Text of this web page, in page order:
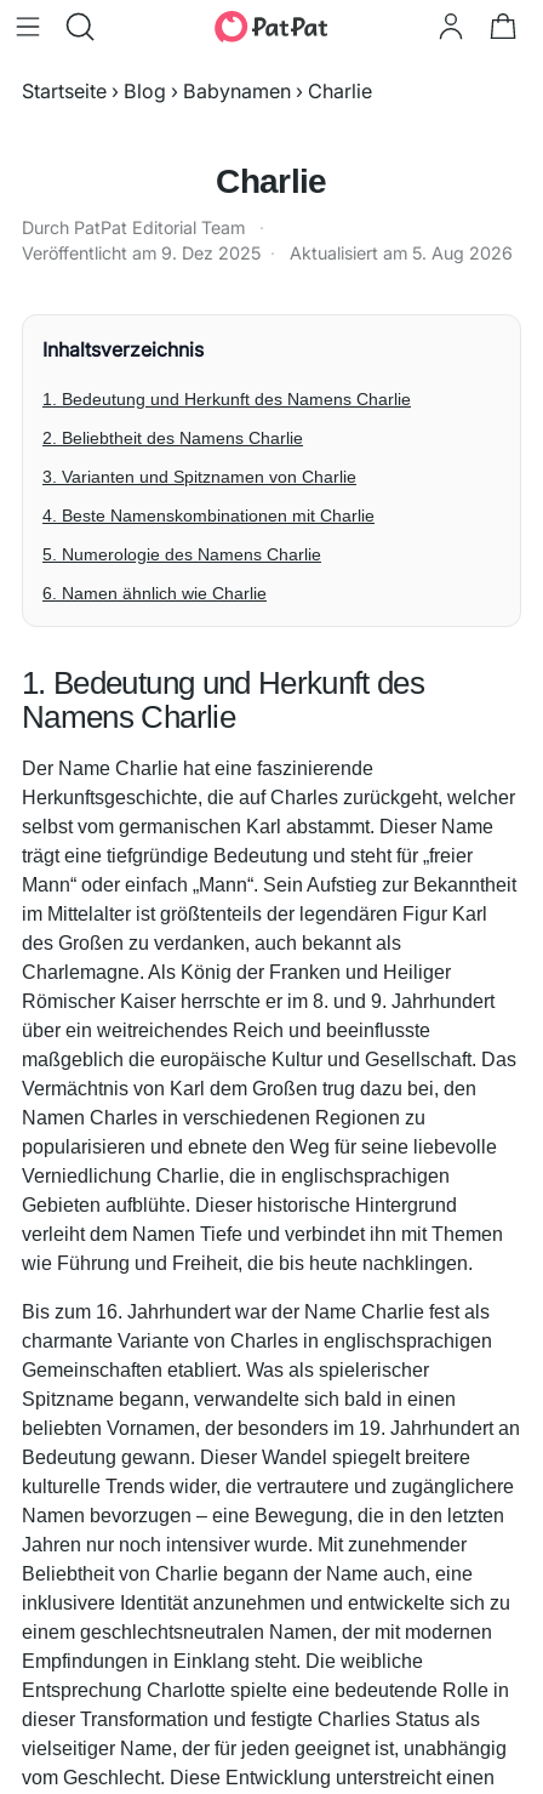
Startseite › Blog › Babynamen › Charlie
Charlie
Durch PatPat Editorial Team
·
Veröffentlicht am 9. Dez 2025 · Aktualisiert am 5. Aug 2026
Inhaltsverzeichnis
1. Bedeutung und Herkunft des Namens Charlie
2. Beliebtheit des Namens Charlie
3. Varianten und Spitznamen von Charlie
4. Beste Namenskombinationen mit Charlie
5. Numerologie des Namens Charlie
6. Namen ähnlich wie Charlie
1. Bedeutung und Herkunft des
Namens Charlie
Der Name Charlie hat eine faszinierende
Herkunftsgeschichte, die auf Charles zurückgeht, welcher
selbst vom germanischen Karl abstammt. Dieser Name
trägt eine tiefgründige Bedeutung und steht für „freier
Mann“ oder einfach „Mann“. Sein Aufstieg zur Bekanntheit
im Mittelalter ist größtenteils der legendären Figur Karl
des Großen zu verdanken, auch bekannt als
Charlemagne. Als König der Franken und Heiliger
Römischer Kaiser herrschte er im 8. und 9. Jahrhundert
über ein weitreichendes Reich und beeinflusste
maßgeblich die europäische Kultur und Gesellschaft. Das
Vermächtnis von Karl dem Großen trug dazu bei, den
Namen Charles in verschiedenen Regionen zu
popularisieren und ebnete den Weg für seine liebevolle
Verniedlichung Charlie, die in englischsprachigen
Gebieten aufblühte. Dieser historische Hintergrund
verleiht dem Namen Tiefe und verbindet ihn mit Themen
wie Führung und Freiheit, die bis heute nachklingen.
Bis zum 16. Jahrhundert war der Name Charlie fest als
charmante Variante von Charles in englischsprachigen
Gemeinschaften etabliert. Was als spielerischer
Spitzname begann, verwandelte sich bald in einen
beliebten Vornamen, der besonders im 19. Jahrhundert an
Bedeutung gewann. Dieser Wandel spiegelt breitere
kulturelle Trends wider, die vertrautere und zugänglichere
Namen bevorzugen – eine Bewegung, die in den letzten
Jahren nur noch intensiver wurde. Mit zunehmender
Beliebtheit von Charlie begann der Name auch, eine
inklusivere Identität anzunehmen und entwickelte sich zu
einem geschlechtsneutralen Namen, der mit modernen
Empfindungen in Einklang steht. Die weibliche
Entsprechung Charlotte spielte eine bedeutende Rolle in
dieser Transformation und festigte Charlies Status als
vielseitiger Name, der für jeden geeignet ist, unabhängig
vom Geschlecht. Diese Entwicklung unterstreicht einen